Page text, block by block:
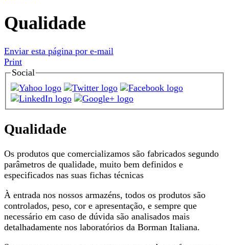
Qualidade
Enviar esta página por e-mail
Print
Social
Qualidade
Os produtos que comercializamos são fabricados segundo
parâmetros de qualidade, muito bem definidos e
especificados nas suas fichas técnicas
À entrada nos nossos armazéns, todos os produtos são
controlados, peso, cor e apresentação, e sempre que
necessário em caso de dúvida são analisados mais
detalhadamente nos laboratórios da Borman Italiana.